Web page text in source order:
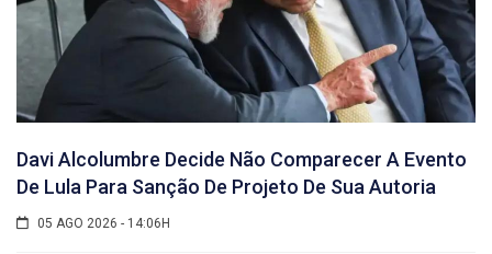
Davi Alcolumbre Decide Não Comparecer A Evento
De Lula Para Sanção De Projeto De Sua Autoria
05 AGO 2026 - 14:06H